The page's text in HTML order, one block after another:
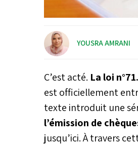
YOUSRA AMRANI
C’est acté. La loi
est officiellement
texte introduit une
l’émission de
jusqu’ici. À travers